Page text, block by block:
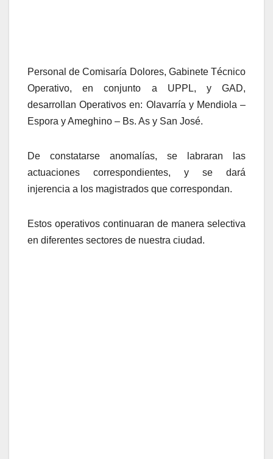
Personal de Comisaría Dolores, Gabinete Técnico
Operativo, en conjunto a UPPL, y GAD,
desarrollan Operativos en: Olavarría y Mendiola –
Espora y Ameghino – Bs. As y San José.
De constatarse anomalías, se labraran las
actuaciones correspondientes, y se dará
injerencia a los magistrados que correspondan.
Estos operativos continuaran de manera selectiva
en diferentes sectores de nuestra ciudad.